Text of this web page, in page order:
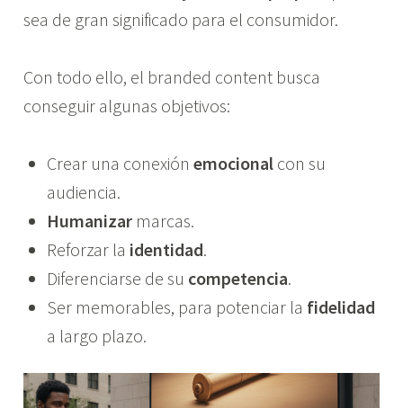
sea de gran significado para el consumidor.
Con todo ello, el branded content busca
conseguir algunas objetivos:
Crear una conexión emocional con su
audiencia.
Humanizar marcas.
Reforzar la identidad.
Diferenciarse de su competencia.
Ser memorables, para potenciar la fidelidad
a largo plazo.